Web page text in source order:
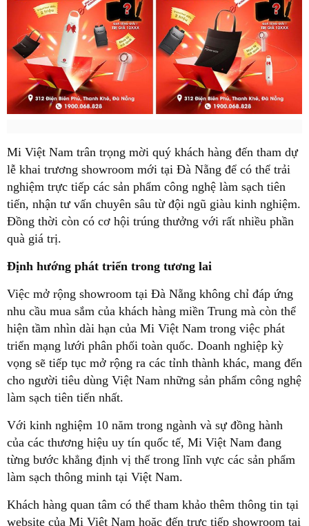
Mi Việt Nam trân trọng mời quý khách hàng đến tham dự
lễ khai trương showroom mới tại Đà Nẵng để có thể trải
nghiệm trực tiếp các sản phẩm công nghệ làm sạch tiên
tiến, nhận tư vấn chuyên sâu từ đội ngũ giàu kinh nghiệm.
Đồng thời còn có cơ hội trúng thưởng với rất nhiều phần
quà giá trị.
Định hướng phát triển trong tương lai
Việc mở rộng showroom tại Đà Nẵng không chỉ đáp ứng
nhu cầu mua sắm của khách hàng miền Trung mà còn thể
hiện tầm nhìn dài hạn của Mi Việt Nam trong việc phát
triển mạng lưới phân phối toàn quốc. Doanh nghiệp kỳ
vọng sẽ tiếp tục mở rộng ra các tỉnh thành khác, mang đến
cho người tiêu dùng Việt Nam những sản phẩm công nghệ
làm sạch tiên tiến nhất.
Với kinh nghiệm 10 năm trong ngành và sự đồng hành
của các thương hiệu uy tín quốc tế, Mi Việt Nam đang
từng bước khẳng định vị thế trong lĩnh vực các sản phẩm
làm sạch thông minh tại Việt Nam.
Khách hàng quan tâm có thể tham khảo thêm thông tin tại
website của Mi Việt Nam hoặc đến trực tiếp showroom tại